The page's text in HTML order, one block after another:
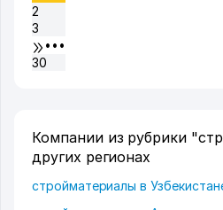
2
3
•••
30
Компании из рубрики
других регионах
стройматериалы в